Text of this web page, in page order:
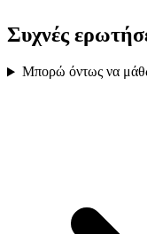
Συχνές
Μπορώ όντως να